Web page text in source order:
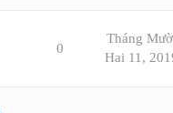
0
Tháng
Hai 11,